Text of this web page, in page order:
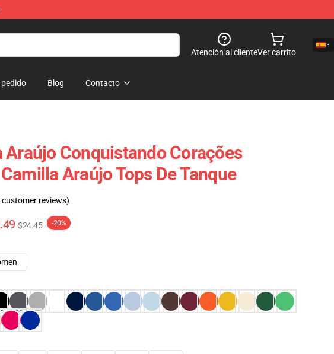
Atención al clienteVer carrito
Blog Contacto
Araújo Conquistando Corações
Araújo Tops De Tanque
customer reviews)
$24.45 -20%